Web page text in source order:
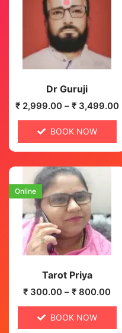
Dr Guruji
₹2,999.00 – ₹3,499.00
BOOK NOW
Tarot Priya
Online
₹ 300.00 – ₹ 800.00
BOOK NOW